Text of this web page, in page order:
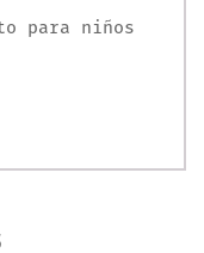
para niños